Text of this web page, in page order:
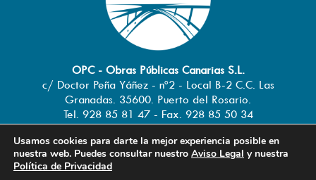
OPC - Obras Públicas Canarias S.L.
c/ Doctor Peña Yáñez - nº2 - Local B-2 C.C. Las
Granadas. 35600. Puerto del Rosario.
Tel. 928 85 81 47 - Fax. 928 85 50 34
info@obraspublicascanarias.com-
www.obraspublicascanarias.com
Usamos cookies para darte la mejor experiencia posible en
nuestra web. Puedes consultar nuestro Aviso Legal y nuestra
Política de Privacidad